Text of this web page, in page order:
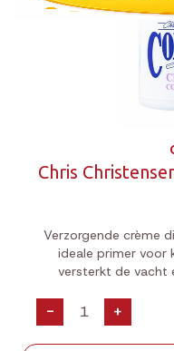
Chris
Verzorgende crème
ideale primer voor
versterkt de vacht
- +